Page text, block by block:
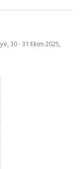
30 - 31 Ekim 2025,